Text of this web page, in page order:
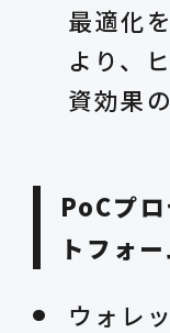
最適化
より、
資効果
PoCプ
トフォ
ウォレ